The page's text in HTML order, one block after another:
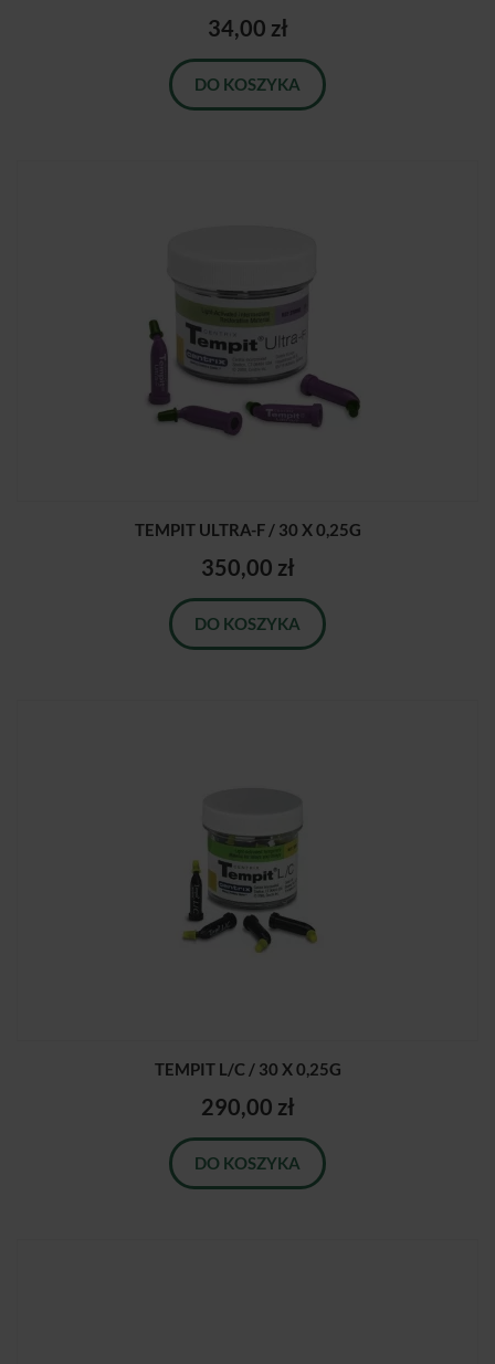
34,00 zł
DO KOSZYKA
TEMPIT ULTRA-F / 30 X 0,25G
350,00 zł
DO KOSZYKA
TEMPIT L/C / 30 X 0,25G
290,00 zł
DO KOSZYKA